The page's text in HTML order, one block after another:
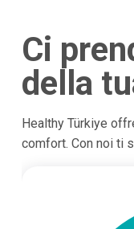
Ci
della
Healthy Türkiye
comfort. Con noi ti